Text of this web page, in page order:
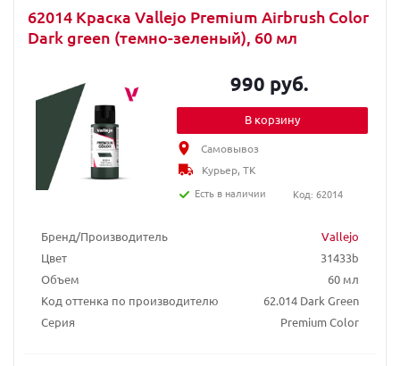
62014 Краска Vallejo Premium Airbrush Color
Dark green (темно-зеленый), 60 мл
Бренд/Производитель
Vallejo
Цвет
31433b
Объем
60 мл
Код оттенка по производителю
62.014 Dark Green
Серия
Premium Color
990 руб.
В корзину
Самовывоз
Курьер, ТК
Есть в наличии
Код: 62014